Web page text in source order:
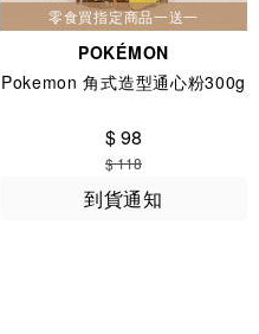
零食買指定商品一送一
POKÉMON
Pokemon 角式造型通心粉300g
$ 98
$ 118
到貨通知